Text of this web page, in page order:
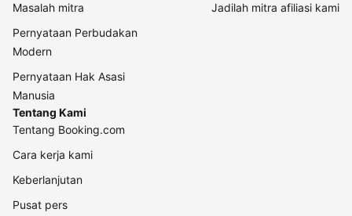
Masalah mitra
Pernyataan Perbudakan
Modern
Pernyataan Hak Asasi
Manusia
Jadilah mitra afiliasi kami
Tentang Kami
Tentang Booking.com
Cara kerja kami
Keberlanjutan
Pusat pers